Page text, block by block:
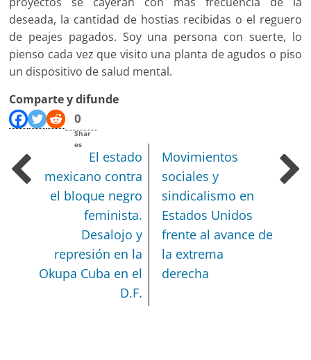
deseada, la cantidad de hostias recibidas o el reguero
de peajes pagados. Soy una persona con suerte, lo
pienso cada vez que visito una planta de agudos o piso
un dispositivo de salud mental.
Comparte y difunde
0
Shar
es
El estado
mexicano contra
el bloque negro
feminista.
Desalojo y
represión en la
Okupa Cuba en el
D.F.
Movimientos
sociales y
sindicalismo en
Estados Unidos
frente al avance de
la extrema
derecha